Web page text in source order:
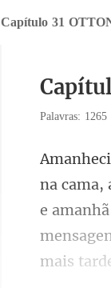
Capítulo 31
Palavras: 1265
e